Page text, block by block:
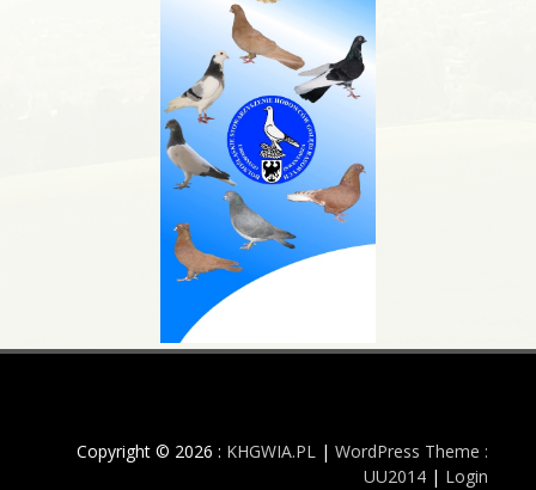
Copyright © 2026 : KHGWIA.PL | WordPress Theme :
UU2014 | Login